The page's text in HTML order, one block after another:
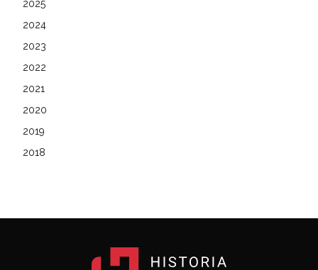
2025
2024
2023
2022
2021
2020
2019
2018